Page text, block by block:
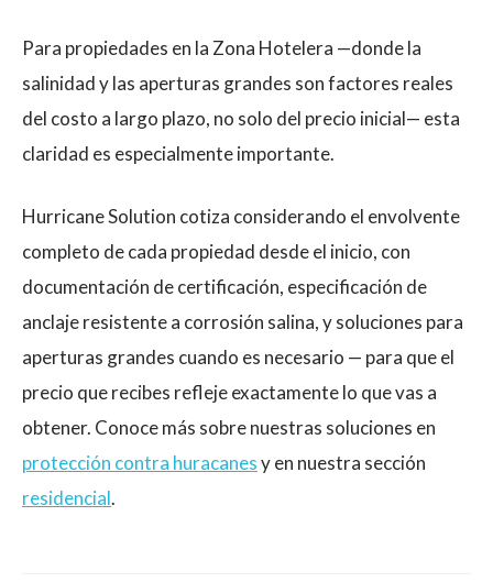
Para propiedades en la Zona Hotelera —donde la
salinidad y las aperturas grandes son factores reales
del costo a largo plazo, no solo del precio inicial— esta
claridad es especialmente importante.
Hurricane Solution cotiza considerando el envolvente
completo de cada propiedad desde el inicio, con
documentación de certificación, especificación de
anclaje resistente a corrosión salina, y soluciones para
aperturas grandes cuando es necesario — para que el
precio que recibes refleje exactamente lo que vas a
obtener. Conoce más sobre nuestras soluciones en
protección contra huracanesy en nuestra sección
residencial.